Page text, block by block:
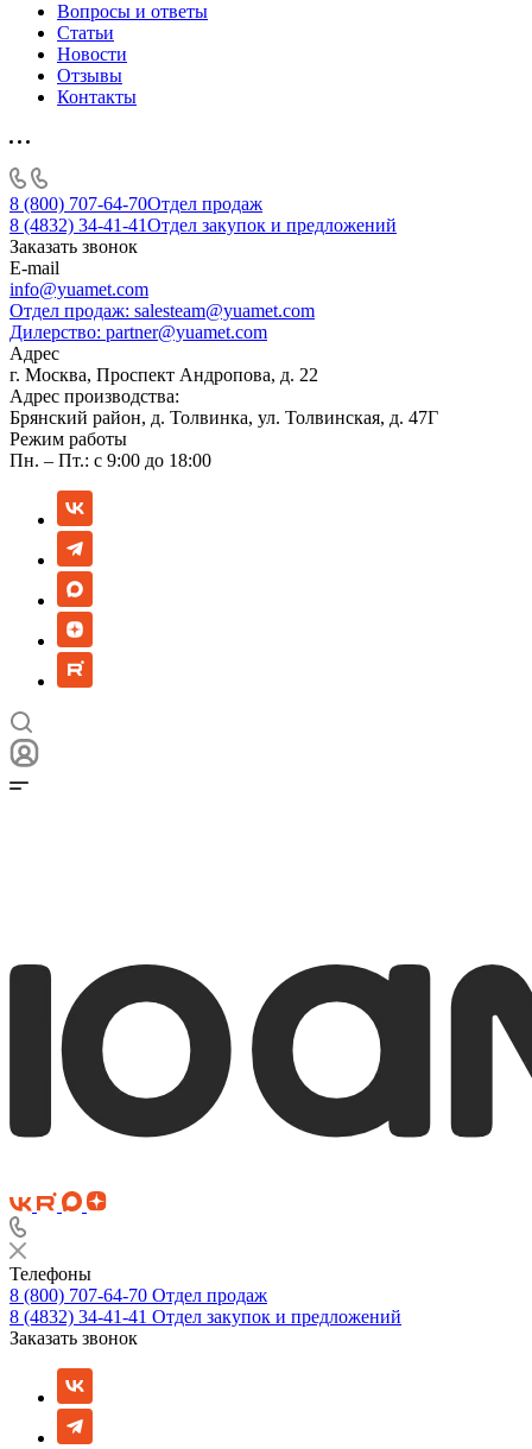
Вопросы и ответы
Статьи
Новости
Отзывы
Контакты
8 (800) 707-64-70Отдел продаж
8 (4832) 34-41-41Отдел закупок и предложений
Заказать звонок
E-mail
info@yuamet.com
Отдел продаж: salesteam@yuamet.com
Дилерство: partner@yuamet.com
Адрес
г. Москва, Проспект Андропова, д. 22
Адрес производства:
Брянский район, д. Толвинка, ул. Толвинская, д. 47Г
Режим работы
Пн. – Пт.: с 9:00 до 18:00
Телефоны
8 (800) 707-64-70 Отдел продаж
8 (4832) 34-41-41 Отдел закупок и предложений
Заказать звонок